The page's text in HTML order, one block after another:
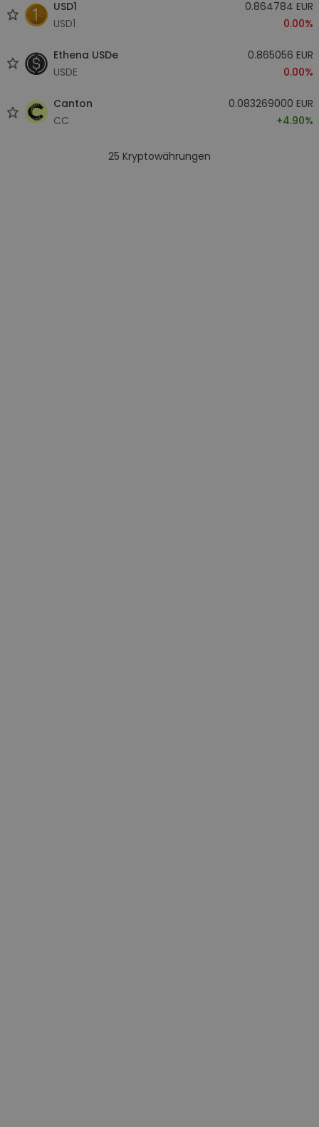
USD1
USD1
0.864784 EUR
0.00%
Ethena USDe
USDE
0.865056 EUR
0.00%
Canton
CC
0.083269000 EUR
+4.90%
25 Kryptowährungen